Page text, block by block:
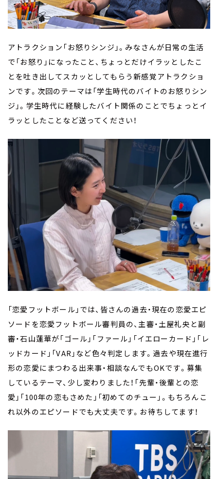
アトラクション「お怒りシンジ」。みなさんが日常の生活
で「お怒り」になったこと、ちょっとだけイラッとしたこ
とを吐き出してスカッとしてもらう新感覚アトラクショ
ンです。次回のテーマは「学生時代のバイトのお怒りシン
ジ」。学生時代に経験したバイト関係のことでちょっとイ
ラッとしたことなど送ってください！
「恋愛フットボール」では、皆さんの過去・現在の恋愛エピ
ソードを恋愛フットボール審判員の、主審・土屋礼央と副
審・石山蓮華が「ゴール」「ファール」「イエローカード」「レ
ッドカード」「VAR」など色々判定します。過去や現在進行
形の恋愛にまつわる出来事・相談なんでもOKです。募集
しているテーマ、少し変わりました！「先輩・後輩との恋
愛」「100年の恋もさめた」「初めてのチュー」。もちろんこ
れ以外のエピソードでも大丈夫です。お待ちしてます！